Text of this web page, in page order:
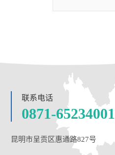
联系电话
0871-65234001
昆明市呈贡区惠通路827号